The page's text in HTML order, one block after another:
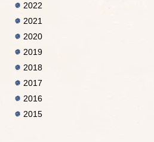
2022
2021
2020
2019
2018
2017
2016
2015